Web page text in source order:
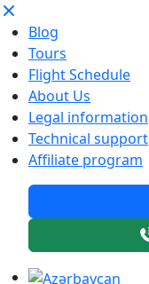
Blog
Tours
Flight Schedule
About Us
Legal information
Technical support
Affiliate program